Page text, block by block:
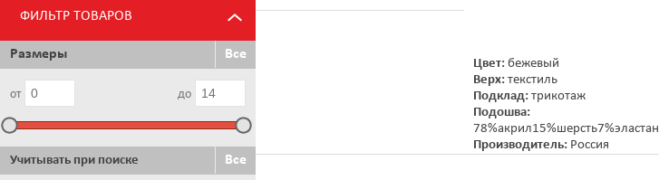
ФИЛЬТР ТОВАРОВ
Размеры Все
от до
Учитывать при поиске Все
Цвет: бежевый
Верх: текстиль
Подклад: трикотаж
Подошва:
78%акрил15%шерсть7%эластан
Производитель: Россия